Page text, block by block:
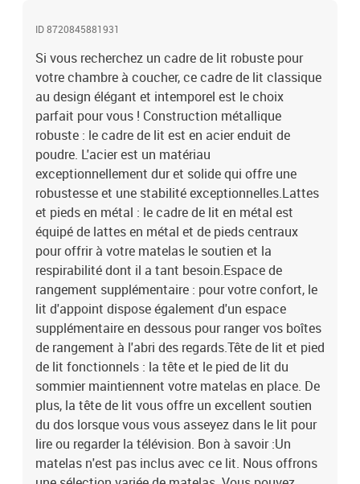
ID 8720845881931
Si vous recherchez un cadre de lit robuste pour
votre chambre à coucher, ce cadre de lit classique
au design élégant et intemporel est le choix
parfait pour vous ! Construction métallique
robuste : le cadre de lit est en acier enduit de
poudre. L'acier est un matériau
exceptionnellement dur et solide qui offre une
robustesse et une stabilité exceptionnelles.Lattes
et pieds en métal : le cadre de lit en métal est
équipé de lattes en métal et de pieds centraux
pour offrir à votre matelas le soutien et la
respirabilité dont il a tant besoin.Espace de
rangement supplémentaire : pour votre confort, le
lit d'appoint dispose également d'un espace
supplémentaire en dessous pour ranger vos boîtes
de rangement à l'abri des regards.Tête de lit et pied
de lit fonctionnels : la tête et le pied de lit du
sommier maintiennent votre matelas en place. De
plus, la tête de lit vous offre un excellent soutien
du dos lorsque vous vous asseyez dans le lit pour
lire ou regarder la télévision. Bon à savoir :Un
matelas n'est pas inclus avec ce lit. Nous offrons